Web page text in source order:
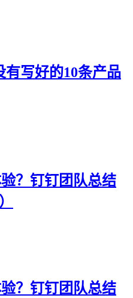
有写好的10条产品
？钉钉团队总结
？钉钉团队总结